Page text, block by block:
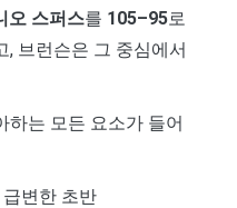
오 스퍼스를 105–95로
, 브런슨은 그 중심에서
하는 모든 요소가 들어
변한 초반